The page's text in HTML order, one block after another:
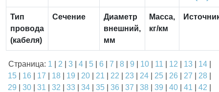
Тип
провода
(кабеля)
Сечение
Диаметр
внешний,
мм
Масса,
кг/км
Страница: 1 2 3| 4| 5| 6 7 8| 9 10| 11 12 13| 14|
15
16 17 18 19 20 21 22 23 24 25 26 27 28
29
30 31 32 33 34 35 36 37 38 39 40 41 42